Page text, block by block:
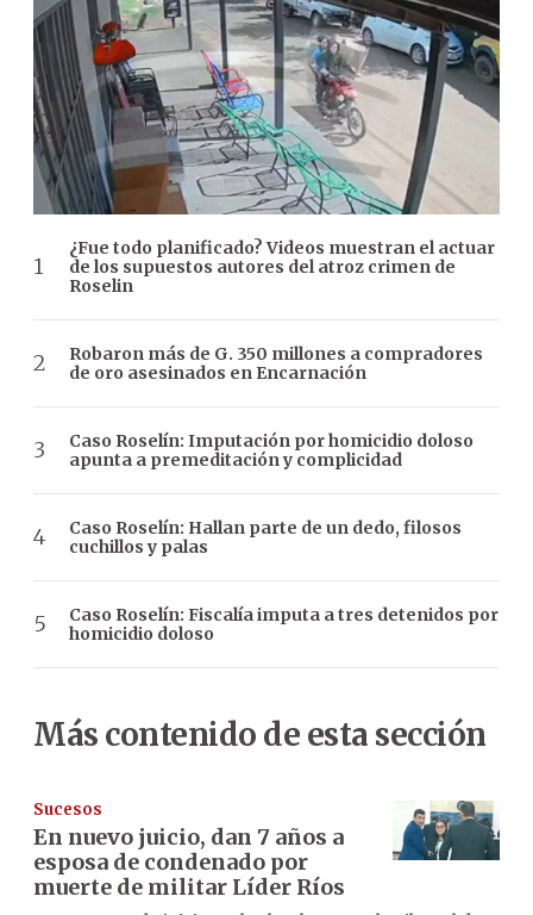
¿Fue todo planificado? Videos muestran el actuar
de los supuestos autores del atroz crimen de
Roselin
Robaron más de G. 350 millones a compradores
de oro asesinados en Encarnación
Caso Roselín: Imputación por homicidio doloso
apunta a premeditación y complicidad
Caso Roselín: Hallan parte de un dedo, filosos
cuchillos y palas
Caso Roselín: Fiscalía imputa a tres detenidos por
homicidio doloso
Más contenido de esta sección
Sucesos
En nuevo juicio, dan 7 años a
esposa de condenado por
muerte de militar Líder Ríos